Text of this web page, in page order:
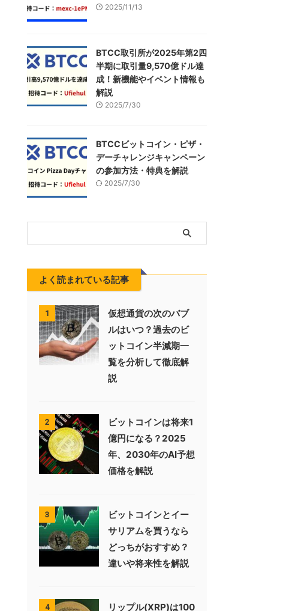
2025/11/13
BTCC取引所が2025年第2四
半期に取引量9,570億ドル達
成！新機能やイベント情報も
解説
2025/7/30
BTCCビットコイン・ピザ・
デーチャレンジキャンペーン
の参加方法・特典を解説
2025/7/30
よく読まれている記事
1
仮想通貨の次のバブ
ルはいつ？過去のビ
ットコイン半減期一
覧を分析して徹底解
説
2
ビットコインは将来1
億円になる？2025
年、2030年のAI予想
価格を解説
3
ビットコインとイー
サリアムを買うなら
どっちがおすすめ？
違いや将来性を解説
4
リップル(XRP)は100